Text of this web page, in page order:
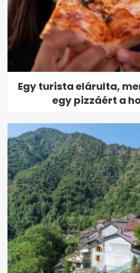
Egy turista elárulta,
egy pizzáért a